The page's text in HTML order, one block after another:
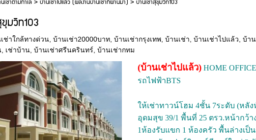
เช่าตามทำเล>บ้านเช่าไปแล้ว (ผลงานบ้านเช่าที่ผ่านมา) >บ้านเช่าสุขุมวิท103
ขุมวิท103
ช่าใกล้ทางด่วน ,บ้านเช่า20000บาท ,บ้านเช่ากรุงเทพ ,บ้านเช่า ,บ้านเช่าไปแล้ว ,บ้า
เช่าบ้าน ,บ้านเช่าศรีนครินทร์ ,บ้านเช่ากทม
(บ้านเช่าไปแล้ว)HOME
รถไฟฟ้าBTS
ให้เช่าทาวน์โฮม 4ชั้น 7ระดับ (หลั
อุดมสุข 39/1 พื้นที่ 25 ตรว.หน้ากว้
1ห้องรับแขก 1 ห้องครัว พื้นล่างเป็